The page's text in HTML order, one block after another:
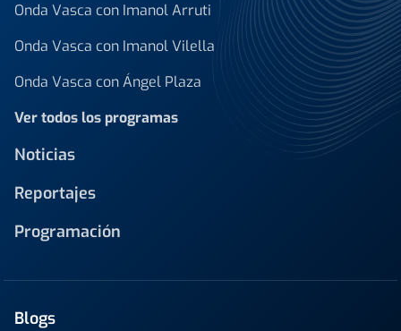
Onda Vasca con Imanol Arruti
Onda Vasca con Imanol Vilella
Onda Vasca con Ángel Plaza
Ver todos los programas
Noticias
Reportajes
Programación
Blogs